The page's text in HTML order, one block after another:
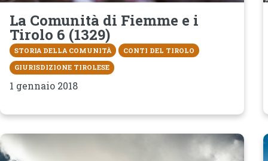
La Comunità di Fiemme e i
Tirolo 6 (1329)
STORIA DELLA COMUNITÀ
CONTI DEL TIROLO
GIURISDIZIONE TIROLESE
1 gennaio 2018